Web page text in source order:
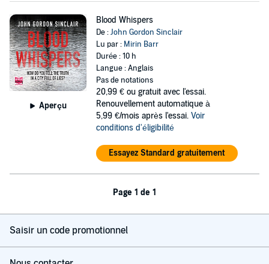
Aperçu
Blood Whispers
De :John Gordon Sinclair
Lu par : Mirin Barr
Durée : 10 h
Langue : Anglais
Pas de notations
20,99 € ou gratuit avec l'essai.
Renouvellement automatique à
5,99 €/mois après l'essai. Voir
conditions d'éligibilité
Essayez Standard gratuitement
Page 1 de 1
Saisir un code promotionnel